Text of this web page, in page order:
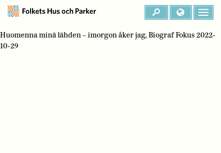
Huomenna minä lähden – imorgon åker jag, Biograf Fokus 2022-
10-29